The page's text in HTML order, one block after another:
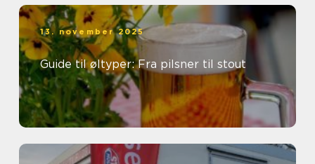
13. november 2025
Guide til øltyper: Fra pilsner til stout